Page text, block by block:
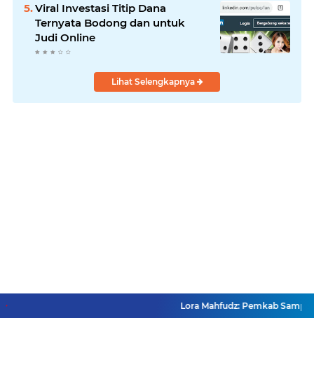
Viral Investasi Titip Dana
Ternyata Bodong dan untuk
Judi Online
Lihat Selengkapnya
Lora Mahfudz: Pemkab